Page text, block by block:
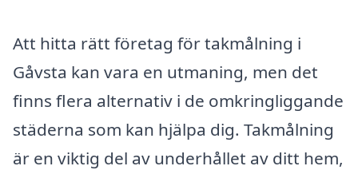
Att hitta rätt företag för takmålning i
Gåvsta kan vara en utmaning, men det
finns flera alternativ i de omkringliggande
städerna som kan hjälpa dig. Takmålning
är en viktig del av underhållet av ditt hem,